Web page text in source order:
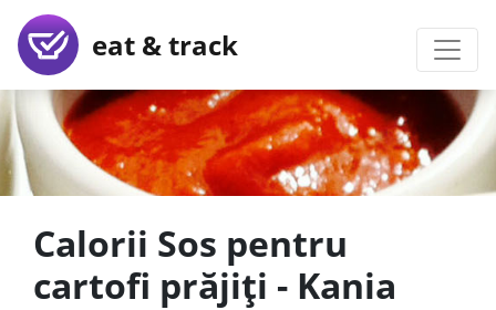
eat & track
Calorii Sos pentru
cartofi prăjiți - Kania